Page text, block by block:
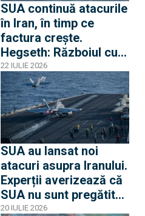
SUA continuă atacurile
în Iran, în timp ce
factura crește.
Hegseth: Războiul cu
Iranul costă SUA 37,5
miliarde de dolari până
în august
22 IULIE 2026
SUA au lansat noi
atacuri asupra Iranului.
Experții averizează că
SUA nu sunt pregătite
pentru o potențială
20 IULIE 2026